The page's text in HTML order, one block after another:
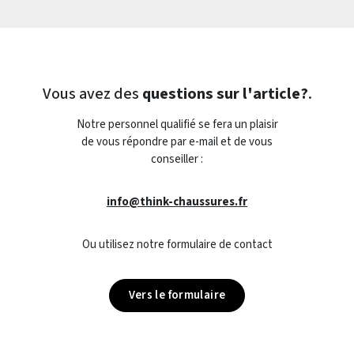
Vous avez des questions sur l'article?.
Notre personnel qualifié se fera un plaisir
de vous répondre par e-mail et de vous
conseiller :
info@think-chaussures.fr
Ou utilisez notre formulaire de contact
Vers le formulaire